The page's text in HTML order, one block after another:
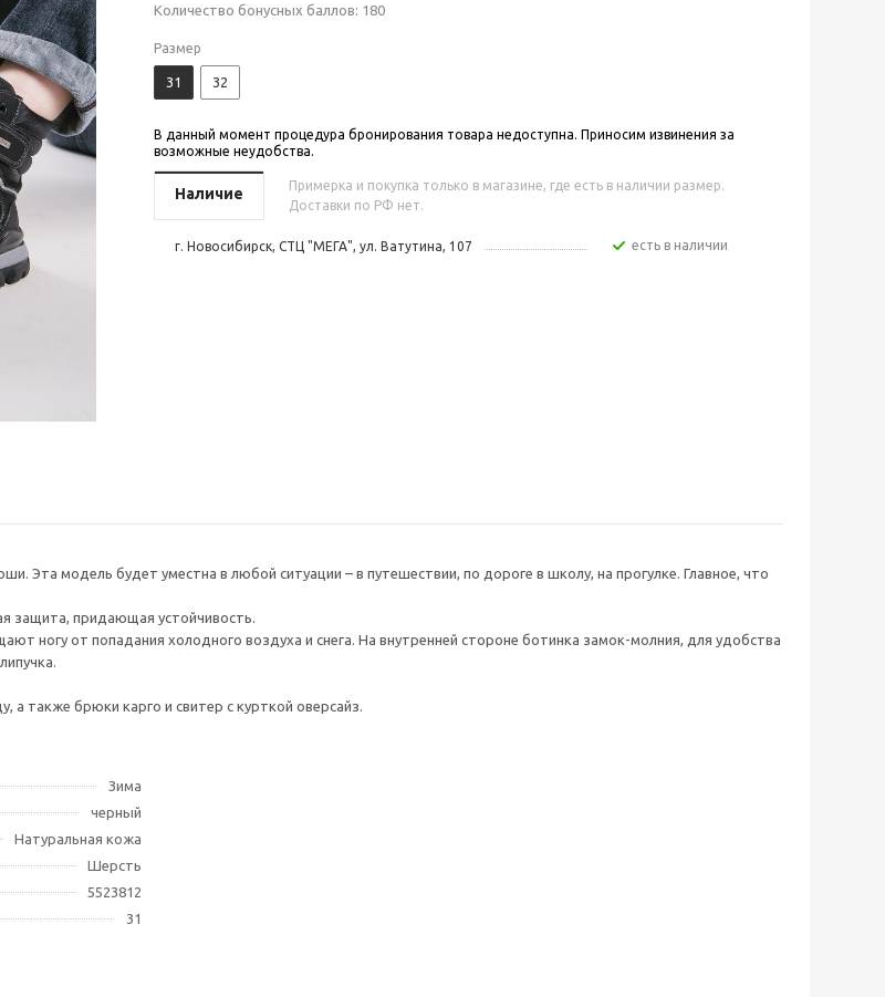
Количество бонусных баллов: 180
Размер
31 32
В данный момент процедура бронирования товара недоступна. Приносим извинения за
возможные неудобства.
Наличие
Примерка и покупка только в магазине, где есть в наличии размер.
Доставки по РФ нет.
г. Новосибирск, СТЦ "МЕГА", ул. Ватутина, 107 Есть в наличии
Эта модель будет уместна в любой ситуации – в путешествии, по дороге в школу, на прогулке. Главное, что
защита, придающая устойчивость.
ногу от попадания холодного воздуха и снега. На внутренней стороне ботинка замок-молния, для удобства
также брюки карго и свитер с курткой оверсайз.
Зима
черный
Натуральная кожа
Шерсть
5523812
31